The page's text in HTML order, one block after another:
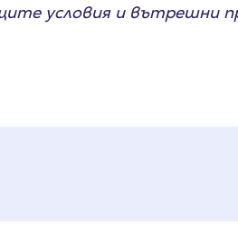
условия и вътрешни